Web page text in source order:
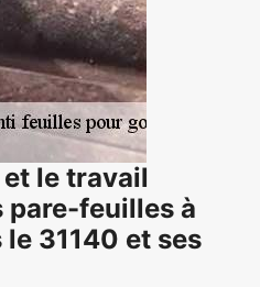
le travail
feuilles à
31140 et ses